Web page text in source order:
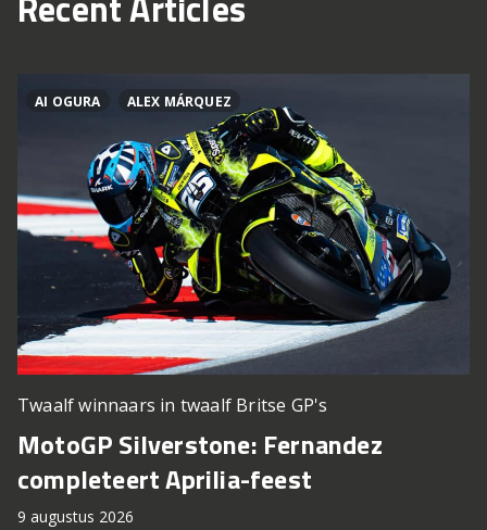
AI OGURA ALEX MÁRQUEZ
Twaalf winnaars in twaalf Britse GP's
MotoGP Silverstone: Fernandez
completeert Aprilia-feest
9 augustus 2026